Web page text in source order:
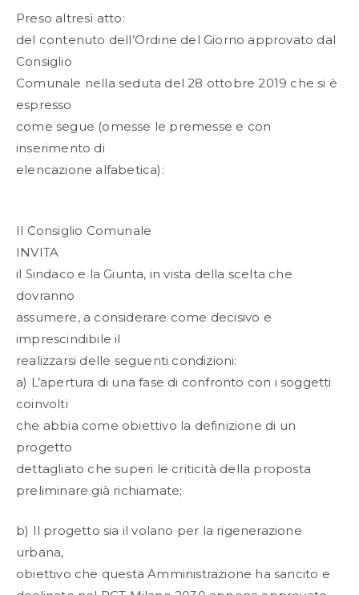
Preso altresì atto:
del contenuto dell’Ordine del Giorno approvato dal
Consiglio
Comunale nella seduta del 28 ottobre 2019 che si è
espresso
come segue (omesse le premesse e con
inserimento di
elencazione alfabetica):
Il Consiglio Comunale
INVITA
il Sindaco e la Giunta, in vista della scelta che
dovranno
assumere, a considerare come decisivo e
imprescindibile il
realizzarsi delle seguenti condizioni:
a) L’apertura di una fase di confronto con i soggetti
coinvolti
che abbia come obiettivo la definizione di un
progetto
dettagliato che superi le criticità della proposta
preliminare già richiamate;
b) Il progetto sia il volano per la rigenerazione
urbana,
obiettivo che questa Amministrazione ha sancito e